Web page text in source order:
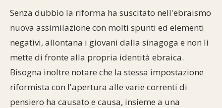
Senza dubbio la riforma ha suscitato nell'ebraismo
nuova assimilazione con molti spunti ed elementi
negativi, allontana i giovani dalla sinagoga e non li
mette di fronte alla propria identità ebraica.
Bisogna inoltre notare che la stessa impostazione
riformista con l'apertura alle varie correnti di
pensiero ha causato e causa, insieme a una